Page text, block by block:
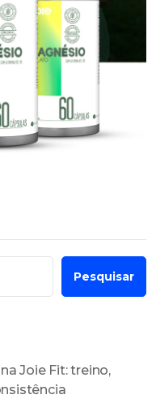
Pesquisar
Joie Fit: treino,